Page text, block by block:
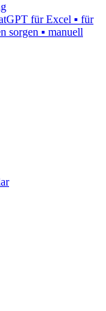
für Excel ▪ für
sorgen ▪ manuell